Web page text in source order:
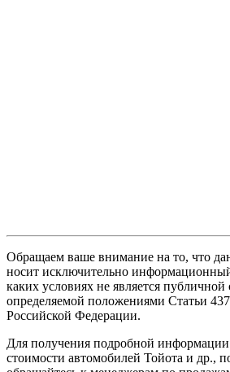
Обращаем ваше внимание на то, что
носит исключительно
каких условиях не является публичной
определяемой положениями Статьи
Российской Федерации.
Для получения подробной
стоимости автомобилей Тойота и др.,